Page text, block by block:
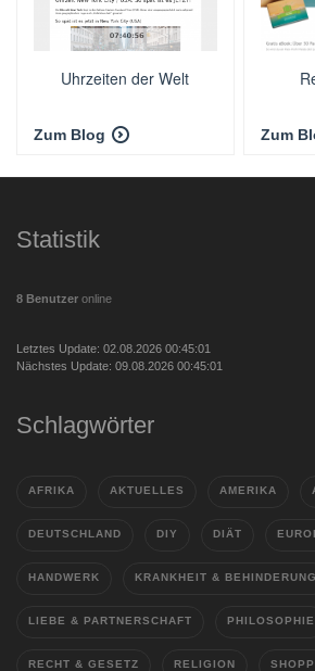
Uhrzeiten der Welt
Zum Blog Zum
Statistik
8 Benutzer online
Letztes Update: 02.08.2026 00:45:01
Nächstes Update: 09.08.2026 00:45:01
Schlagwörter
AFRIKA AKTUELLES AMERIKA
DEUTSCHLAND DIY DIÄT
HANDWERK KRANKHEIT & BEHINDERUNG
LIEBE & PARTNERSCHAFT PHILOSOPHIE
RECHT & GESETZ RELIGION